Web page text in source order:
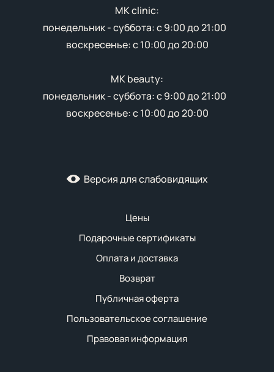
Цены
Подарочные сертификаты
Оплата и доставка
Возврат
Публичная оферта
Пользовательское соглашение
Правовая информация
MK clinic:
понедельник - суббота: с 9:00 до 21:00
воскресенье: с 10:00 до 20:00
MK beauty:
понедельник - суббота: с 9:00 до 21:00
воскресенье: с 10:00 до 20:00
Версия для слабовидящих